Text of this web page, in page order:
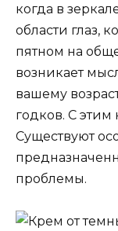
когда в
области глаз,
пятном на
возникает
вашему
годков. С этим
Существуют
проблемы.